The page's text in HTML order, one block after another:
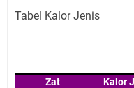
Tabel Kalor Jenis
Zat
Kalor